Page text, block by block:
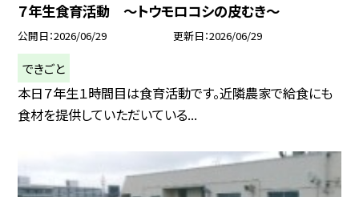
７年生食育活動 ～トウモロコシの皮むき～
公開日 2026/06/29 更新日 2026/06/29
できごと
本日７年生１時間目は食育活動です。近隣農家で給食にも
食材を提供していただいている...